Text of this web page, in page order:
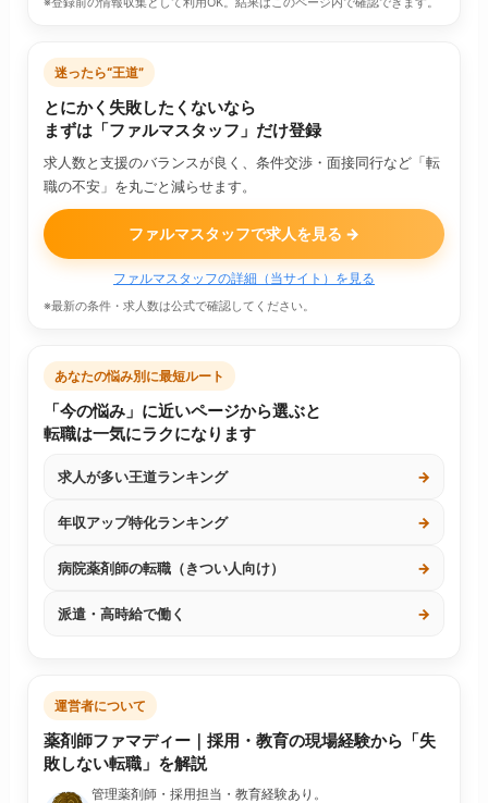
迷ったら“王道”
とにかく失敗したくないなら
まずは「ファルマスタッフ」だけ登録
求人数と支援のバランスが良く、条件交渉・面接同行など「転
職の不安」を丸ごと減らせます。
ファルマスタッフで求人を見る →
ファルマスタッフの詳細（当サイト）を見る
※最新の条件・求人数は公式で確認してください。
あなたの悩み別に最短ルート
「今の悩み」に近いページから選ぶと
転職は一気にラクになります
求人が多い王道ランキング →
年収アップ特化ランキング →
病院薬剤師の転職（きつい人向け） →
派遣・高時給で働く →
運営者について
薬剤師ファマディー｜採用・教育の現場経験から「失
敗しない転職」を解説
管理薬剤師・採用担当・教育経験あり。